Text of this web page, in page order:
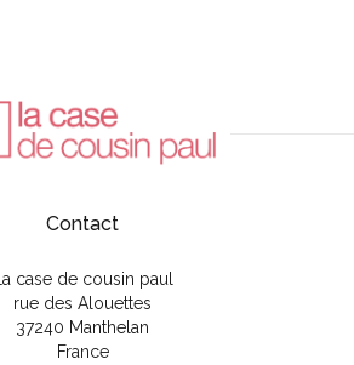
Contact
La case de cousin paul
rue des Alouettes
37240 Manthelan
France